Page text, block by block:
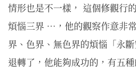
情形也是不一樣， 這個修觀行
煩惱三界 …，他的觀察作意非
界、色界、無色界的煩惱「永
退轉了，他能夠成功的，有五種